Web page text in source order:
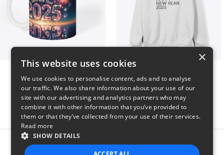
$16 $41
Report this product
×
This website uses cookies
We use cookies to personalise content, ads and to analyse
our traffic. We also share information about your use of our
site with our advertising and analytics partners who may
combine it with other information that you’ve provided to
them or that they’ve collected from your use of their services.
Read more
SHOW DETAILS